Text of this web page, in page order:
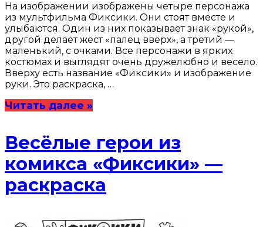
На изображении изображены четыре персонажа
из мультфильма Фиксики. Они стоят вместе и
улыбаются. Один из них показывает знак «рукой»,
другой делает жест «палец вверх», а третий —
маленький, с очками. Все персонажи в ярких
костюмах и выглядят очень дружелюбно и весело.
Вверху есть название «Фиксики» и изображение
руки. Это раскраска, …
Читать далее »
Весёлые герои из
комикса «Фиксики» —
раскраска